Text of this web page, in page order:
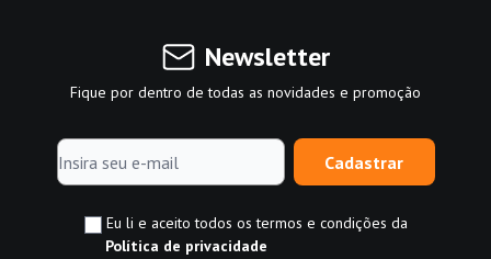
Newsletter
Fique por dentro de todas as novidades e promoção
Cadastrar
Eu li e aceito todos os termos e condições da
Política de privacidade